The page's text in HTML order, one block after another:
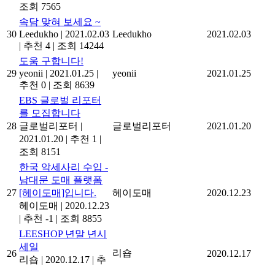
조회 7565
30
속담 맞혀 보세요 ~
Leedukho | 2021.02.03
| 추천 4 | 조회 14244
Leedukho 2021.02.03
29
도움 구합니다!
yeonii | 2021.01.25 |
추천 0 | 조회 8639
yeonii 2021.01.25
28
EBS 글로벌 리포터
를 모집합니다
글로벌리포터 |
2021.01.20 | 추천 1 |
조회 8151
글로벌리포터 2021.01.20
27
한국 악세사리 수입 -
남대문 도매 플랫폼
[헤이도매]입니다.
헤이도매 | 2020.12.23
| 추천 -1 | 조회 8855
헤이도매 2020.12.23
26
LEESHOP 년말 년시
세일
리숍 | 2020.12.17 | 추
리숍 2020.12.17